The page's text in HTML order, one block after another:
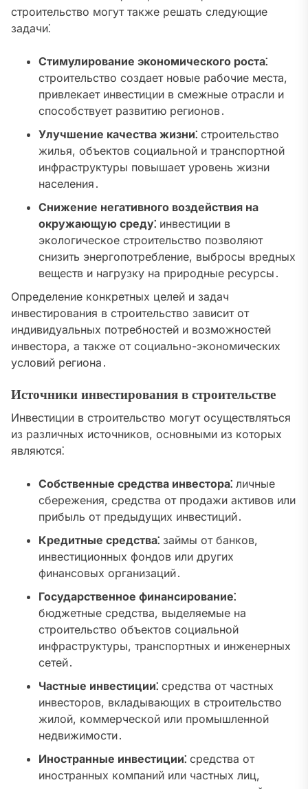
строительство могут также решать следующие
задачи⁚
Стимулирование экономического роста⁚
строительство создает новые рабочие места,
привлекает инвестиции в смежные отрасли и
способствует развитию регионов․
Улучшение качества жизни⁚ строительство
жилья, объектов социальной и транспортной
инфраструктуры повышает уровень жизни
населения․
Снижение негативного воздействия на
окружающую среду⁚ инвестиции в
экологическое строительство позволяют
снизить энергопотребление, выбросы вредных
веществ и нагрузку на природные ресурсы․
Определение конкретных целей и задач
инвестирования в строительство зависит от
индивидуальных потребностей и возможностей
инвестора, а также от социально-экономических
условий региона․
Источники инвестирования в строительстве
Инвестиции в строительство могут осуществляться
из различных источников, основными из которых
являются⁚
Собственные средства инвестора⁚ личные
сбережения, средства от продажи активов или
прибыль от предыдущих инвестиций․
Кредитные средства⁚ займы от банков,
инвестиционных фондов или других
финансовых организаций․
Государственное финансирование⁚
бюджетные средства, выделяемые на
строительство объектов социальной
инфраструктуры, транспортных и инженерных
сетей․
Частные инвестиции⁚ средства от частных
инвесторов, вкладывающих в строительство
жилой, коммерческой или промышленной
недвижимости․
Иностранные инвестиции⁚ средства от
иностранных компаний или частных лиц,